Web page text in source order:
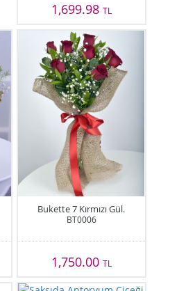
1,699.98 TL
Bukette 7 Kırmızı Gül.
BT0006
1,750.00 TL